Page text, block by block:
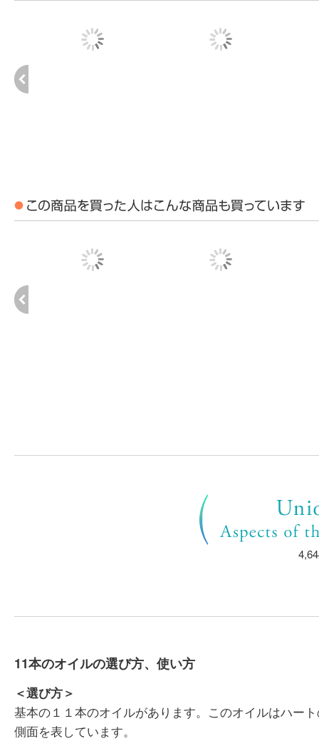
11本のオイルの選び方、使い方
＜選び方＞
基本の１１本のオイルがあります。このオイルはハー
側面を表しています。